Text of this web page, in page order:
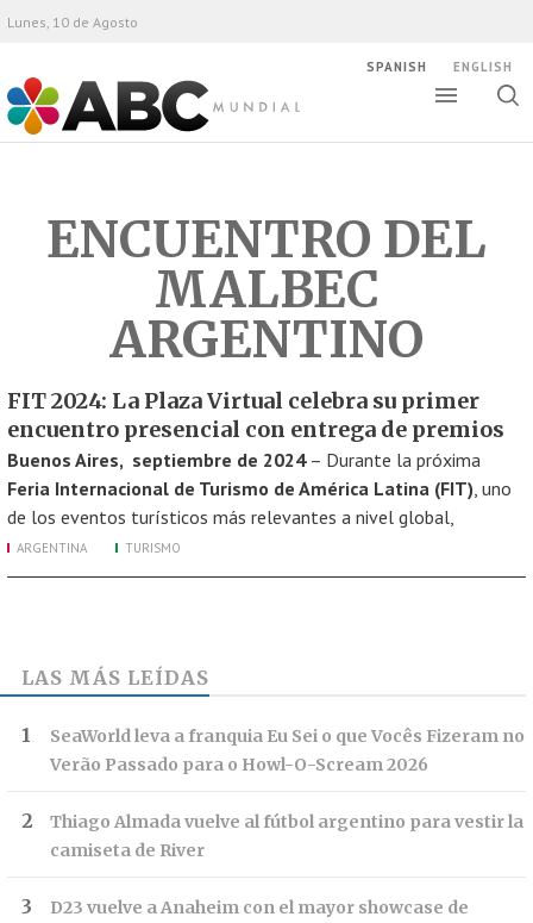
ABC Mundial
Lunes, 10 de Agosto
SPANISH ENGLISH
ENCUENTRO DEL
MALBEC
ARGENTINO
FIT 2024: La Plaza Virtual celebra su primer
encuentro presencial con entrega de premios
Buenos Aires, septiembre de 2024– Durante la próxima
Feria Internacional de Turismo de América Latina (FIT), uno
de los eventos turísticos más relevantes a nivel global,
ARGENTINA TURISMO
LAS MÁS LEÍDAS
SeaWorld leva a franquia Eu Sei o que Vocês Fizeram no
Verão Passado para o Howl-O-Scream 2026
Thiago Almada vuelve al fútbol argentino para vestir la
camiseta de River
D23 vuelve a Anaheim con el mayor showcase de